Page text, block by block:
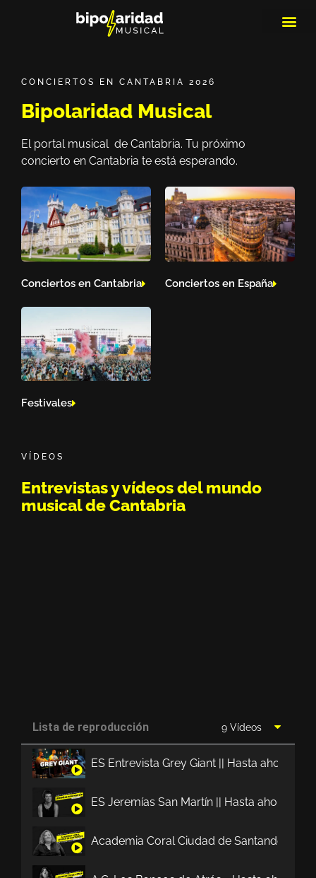
CONCIERTOS EN CANTABRIA 2026
Bipolaridad Musical
El portal musical de Cantabria. Tu próximo
concierto en Cantabria te está esperando.
Conciertos en Cantabria Conciertos en España
Festivales
VÍDEOS
Entrevistas y vídeos del mundo
musical de Cantabria
Lista de reproducción 9 Vídeos
ES Entrevista Grey Giant || Hasta ahora
ES Jeremías San Martín || Hasta ahora no
Academia Coral Ciudad de Santander ||